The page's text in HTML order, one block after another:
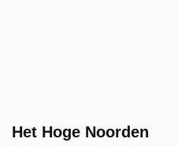
Het Hoge Noorden